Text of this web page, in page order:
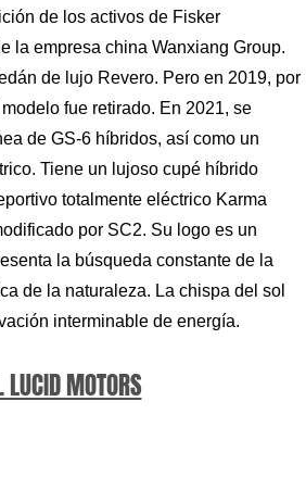
de los activos de Fisker
la empresa china Wanxiang Group.
de lujo Revero. Pero en 2019, por
fue retirado. En 2021, se
de GS-6 híbridos, así como un
Tiene un lujoso cupé híbrido
totalmente eléctrico Karma
por SC2. Su logo es un
la búsqueda constante de la
de la naturaleza. La chispa del sol
interminable de energía.
MOTORS